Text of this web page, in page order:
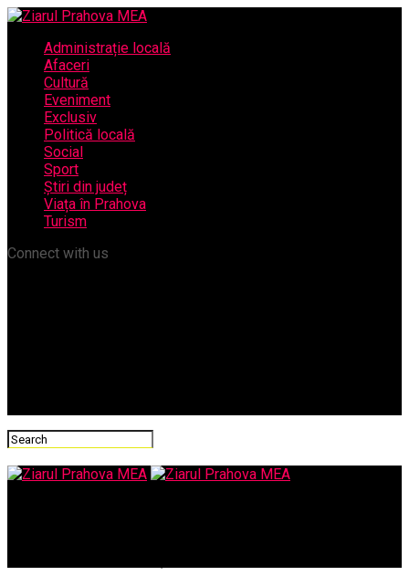
Administrație locală
Afaceri
Cultură
Eveniment
Exclusiv
Politică locală
Social
Sport
Știri din județ
Viața în Prahova
Turism
Connect with us